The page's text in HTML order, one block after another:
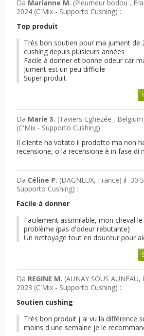
Da Marianne M. (Pleumeur bodou ,
2024 (C'Mix - Supporto Cushing) :
Top produit
Très bon soutien pour ma jument de
cushing depuis plusieurs années
Facile à donner et bonne odeur car
Jument est un peu difficile
Super produit
Da Marie S. (Taviers-Eghezée ,
(C'Mix - Supporto Cushing) :
Il cliente ha votato il prodotto ma non
recensione, o la recensione è in fase di
Da Céline P. (DAGNEUX, France) il 30
Supporto Cushing) :
Facile à donner
Facilement assimilable, mon cheval
problème (pas d'odeur rebutante)
Un nettoyage tout en douceur pour
Da REGINE M. (AUNAY SOUS AUNEAU,
2023 (C'Mix - Supporto Cushing) :
Soutien cushing
Très bon produit j ai vu la différence
moins d une semaine je le